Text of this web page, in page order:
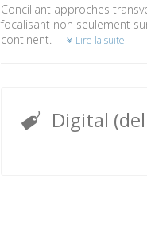
Conciliant approches
focalisant non seulement
continent.
Lire la suite
Digital